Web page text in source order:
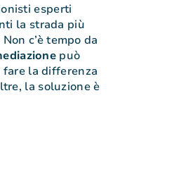
esperti
la strada più
c’è tempo da
può
fare la differenza
la soluzione è